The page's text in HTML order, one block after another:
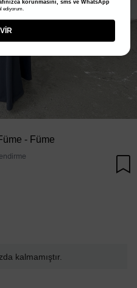
- Füme
kalmamıştır.
korunmasını, sms ve WhatsApp
ediyorum.